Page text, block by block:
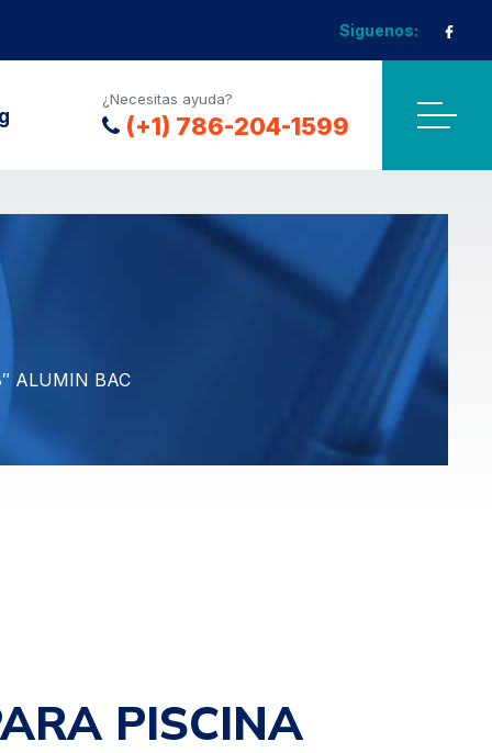
Siguenos:
¿Necesitas ayuda?
(+1) 786-204-1599
ALUMIN BAC
PISCINA